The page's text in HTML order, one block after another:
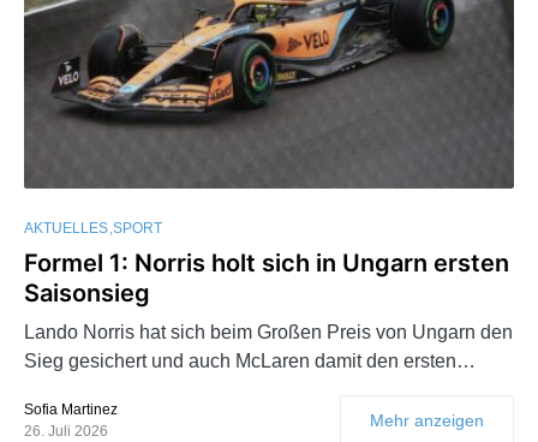
AKTUELLES SPORT
Formel 1: Norris holt sich in Ungarn ersten
Saisonsieg
Lando Norris hat sich beim Großen Preis von Ungarn den
Sieg gesichert und auch McLaren damit den ersten…
Sofia Martinez
26. Juli 2026
Mehr anzeigen